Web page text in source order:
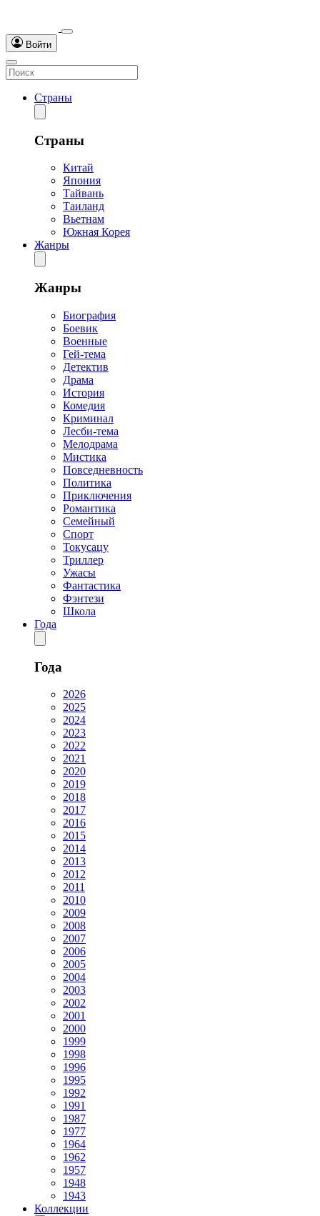
Войти
Страны
Страны
Китай
Япония
Тайвань
Таиланд
Вьетнам
Южная Корея
Жанры
Жанры
Биография
Боевик
Военные
Гей-тема
Детектив
Драма
История
Комедия
Криминал
Лесби-тема
Мелодрама
Мистика
Повседневность
Политика
Приключения
Романтика
Семейный
Спорт
Токусацу
Триллер
Ужасы
Фантастика
Фэнтези
Школа
Года
Года
2026
2025
2024
2023
2022
2021
2020
2019
2018
2017
2016
2015
2014
2013
2012
2011
2010
2009
2008
2007
2006
2005
2004
2003
2002
2001
2000
1999
1998
1996
1995
1992
1991
1987
1977
1964
1962
1957
1948
1943
Коллекции